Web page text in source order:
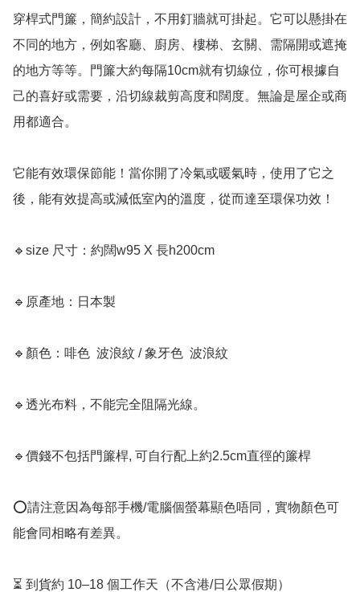
穿桿式門簾，簡約設計，不用釘牆就可掛起。它可以懸掛在
不同的地方，例如客廳、廚房、樓梯、玄關、需隔開或遮掩
的地方等等。門簾大約每隔10cm就有切線位，你可根據自
己的喜好或需要，沿切線裁剪高度和闊度。無論是屋企或商
用都適合。
它能有效環保節能！當你開了冷氣或暖氣時，使用了它之
後，能有效提高或減低室內的溫度，從而達至環保功效！
🔹size 尺寸：約闊w95 X 長h200cm
🔹原產地：日本製
🔹顏色：啡色  波浪紋 / 象牙色  波浪紋
🔹透光布料，不能完全阻隔光線。
🔹價錢不包括門簾桿, 可自行配上約2.5cm直徑的簾桿
⭕️請注意因為每部手機/電腦個螢幕顯色唔同，實物顏色可
能會同相略有差異。
⏳ 到貨約 10–18 個工作天（不含港/日公眾假期）